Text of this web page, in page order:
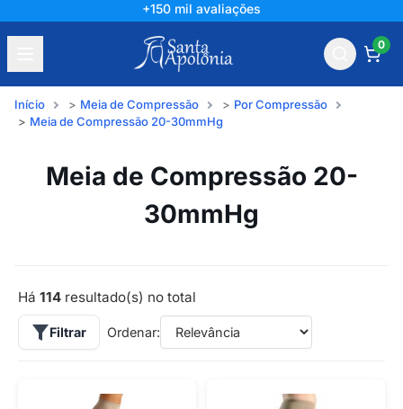
+150 mil avaliações
0
Início Meia de Compressão
Por Compressão
Meia de Compressão 20-30mmHg
Meia de Compressão 20-
30mmHg
Há 114 resultado(s) no total
Filtrar Ordenar: